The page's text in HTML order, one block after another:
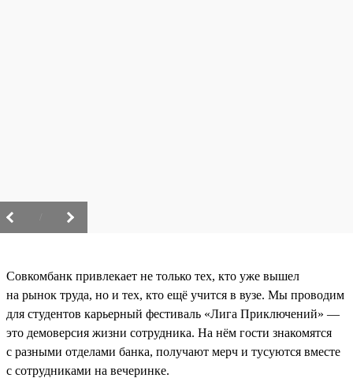
Совкомбанк привлекает не только тех, кто уже вышел
на рынок труда, но и тех, кто ещё учится в вузе. Мы проводим
для студентов карьерный фестиваль «Лига Приключений» —
это демоверсия жизни сотрудника. На нём гости знакомятся
с разными отделами банка, получают мерч и тусуются вместе
с сотрудниками на вечеринке.